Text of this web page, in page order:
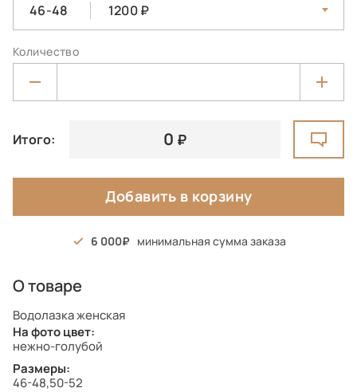
46-48 1200
Количество
Итого: 0
Добавить в корзину
6 000 минимальная сумма заказа
О товаре
Водолазка женская
На фото цвет:
нежно-голубой
Размеры:
46-48,50-52